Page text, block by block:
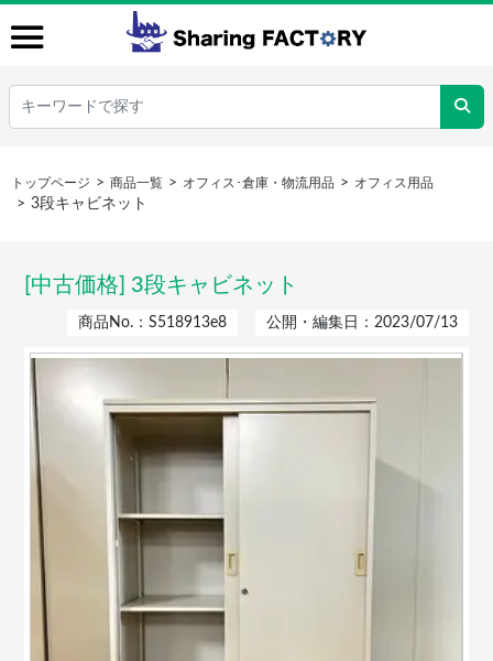
トップページ 商品一覧 オフィス･倉庫・物流用品 オフィス用品
3段キャビネット
[中古価格] 3段キャビネット
商品No.：S518913e8 公開・編集日：2023/07/13